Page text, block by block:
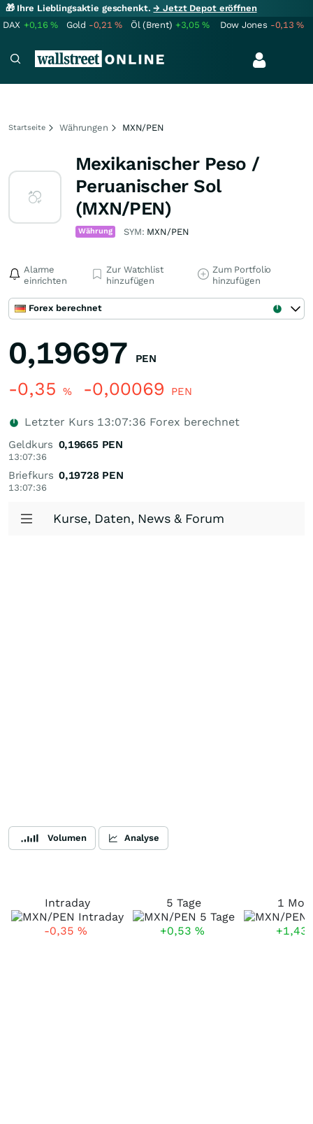
🎁 Ihre Lieblingsaktie geschenkt.→ Jetzt Depot eröffnen
DAX +0,16% Gold -0,21% Öl (Brent) +3,05% Dow Jones -0,13%
Startseite Währungen MXN/PEN
Mexikanischer Peso /
Peruanischer Sol
(MXN/PEN)
Währung SYM: MXN/PEN
Alarme
einrichten
Zur Watchlist
hinzufügen
Zum Portfolio
hinzufügen
Forex berechnet
0,19697 PEN
-0,35 % -0,00069 PEN
Letzter Kurs 13:07:36 Forex berechnet
Geldkurs
13:07:36
0,19665 PEN
Briefkurs
13:07:36
0,19728 PEN
Kurse, Daten, News & Forum
Volumen Analyse
Intraday
-0,35 %
5 Tage
+0,53 %
1
+1,43